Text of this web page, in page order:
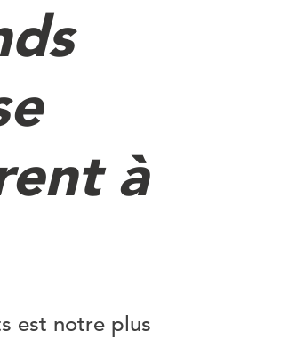
à
est notre plus